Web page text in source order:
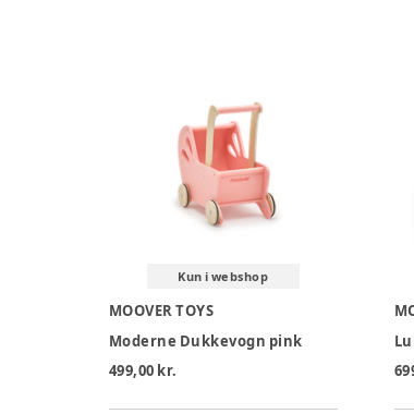
Kun i webshop
MOOVER TOYS
Moderne Dukkevogn pink
499,00 kr.